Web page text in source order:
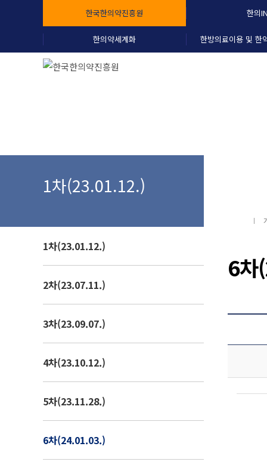
한국한의약진흥원 한의IN
한의약세계화 한방의료이용 및 한
1차(23.01.12.)
1차(23.01.12.)
2차(23.07.11.)
3차(23.09.07.)
4차(23.10.12.)
5차(23.11.28.)
6차(24.01.03.)
6